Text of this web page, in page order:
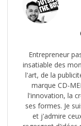
Entrepreneur
insatiable des
l'art, de la
marque CD-
l'innovation, la
ses formes. Je
et j'admire